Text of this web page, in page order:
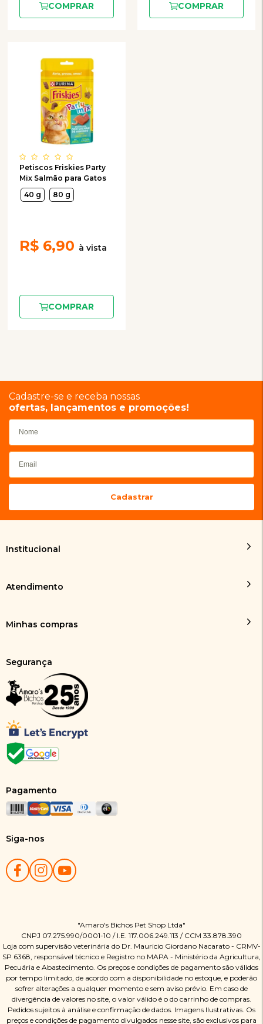
COMPRAR COMPRAR
Petiscos Friskies Party
Mix Salmão para Gatos
40 g
80 g
R$ 6,90
COMPRAR
Cadastre-se e receba nossas
ofertas, lançamentos e promoções!
Institucional
Atendimento
Minhas compras
Segurança
Pagamento
Siga-nos
"Amaro's Bichos Pet Shop Ltda"
CNPJ 07.275.990/0001-10 / I.E. 117.006.249.113 / CCM 33.878.390
Loja com supervisão veterinária do Dr. Mauricio Giordano Nacarato - CRMV-
SP 6368, responsável técnico e Registro no MAPA - Ministério da Agricultura,
Pecuária e Abastecimento. Os preços e condições de pagamento são válidos
por tempo limitado, de acordo com a disponibilidade no estoque, e poderão
sofrer alterações a qualquer momento e sem aviso prévio. Em caso de
divergência de valores no site, o valor válido é o do carrinho de compras.
Pedidos sujeitos à análise e confirmação de dados. Imagens Ilustrativas. Os
preços e condições de pagamento divulgados nesse site, são exclusivos para